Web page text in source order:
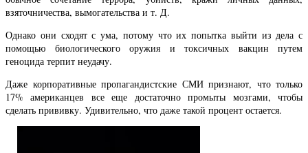
взяточничества, вымогательства и т. Д.
Однако они сходят с ума, потому что их попытка выйти из дела с
помощью биологического оружия и токсичных вакцин путем
геноцида терпит неудачу.
Даже корпоративные пропагандистские СМИ признают, что только
17% американцев все еще достаточно промыты мозгами, чтобы
сделать прививку. Удивительно, что даже такой процент остается.